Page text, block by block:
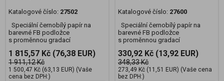
Katalogové číslo: 27502
Speciální černobílý papír na
barevné FB podložce
s proměnnou gradací
1 815,57 Kč (76,38 EUR)
1 911,12 Kč
1 500,47 Kč (63,13 EUR) (Vaše
cena bez DPH:)
Katalogové číslo: 27600
Speciální černobílý papír na
barevné FB podložce
s proměnnou gradací
330,92 Kč (13,92 EUR)
348,33 Kč
273,49 Kč (11,51 EUR) (Vaše cena
bez DPH:)